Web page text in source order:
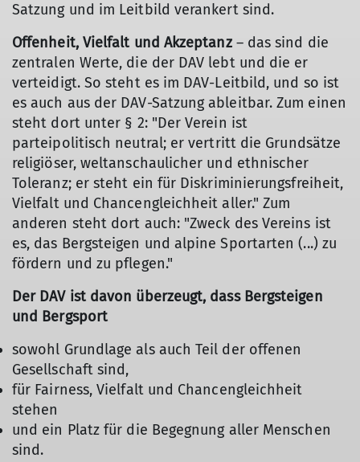
Satzung und im Leitbild verankert sind.
Offenheit, Vielfalt und Akzeptanz– das sind die
zentralen Werte, die der DAV lebt und die er
verteidigt. So steht es im DAV-Leitbild, und so ist
es auch aus der DAV-Satzung ableitbar. Zum einen
steht dort unter § 2: "Der Verein ist
parteipolitisch neutral; er vertritt die Grundsätze
religiöser, weltanschaulicher und ethnischer
Toleranz; er steht ein für Diskriminierungsfreiheit,
Vielfalt und Chancengleichheit aller." Zum
anderen steht dort auch: "Zweck des Vereins ist
es, das Bergsteigen und alpine Sportarten (...) zu
fördern und zu pflegen."
Der DAV ist davon überzeugt, dass Bergsteigen
und Bergsport
sowohl Grundlage als auch Teil der offenen
Gesellschaft sind,
für Fairness, Vielfalt und Chancengleichheit
stehen
und ein Platz für die Begegnung aller Menschen
sind.